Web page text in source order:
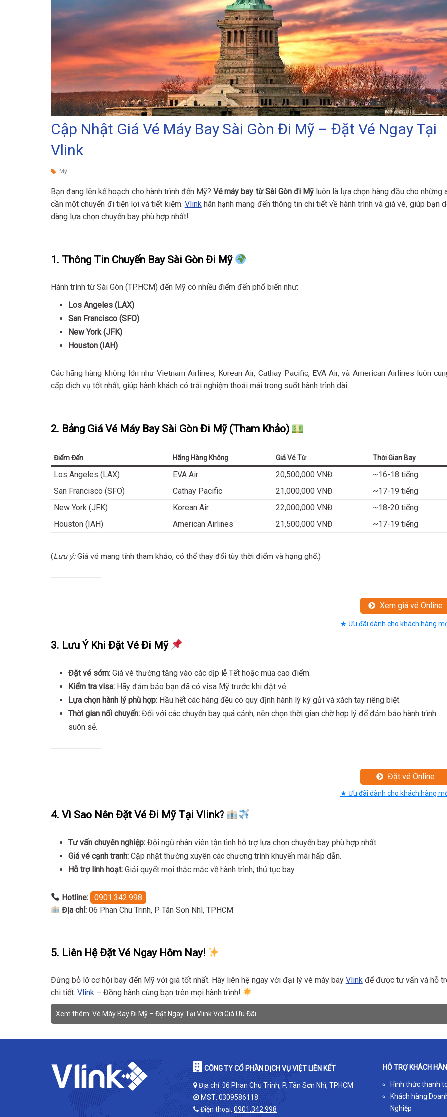
Cập Nhật Giá Vé Máy Bay Sài Gòn Đi Mỹ – Đặt Vé Ngay Tại
Vlink
Mỹ
Bạn đang lên kế hoạch cho hành trình đến Mỹ?Vé máy bay từ Sài Gòn đi Mỹluôn là lựa chọn hàng đầu cho những
cần một chuyến đi tiện lợi và tiết kiệm. Vlink hân hạnh mang đến thông tin chi tiết về hành trình và giá vé, giúp bạn
dàng lựa chọn chuyến bay phù hợp nhất!
1. Thông Tin Chuyến Bay Sài Gòn Đi Mỹ
Hành trình từ Sài Gòn (TP.HCM) đến Mỹ có nhiều điểm đến phổ biến như:
Los Angeles (LAX)
San Francisco (SFO)
New York (JFK)
Houston (IAH)
Các hãng hàng không lớn như Vietnam Airlines, Korean Air, Cathay Pacific, EVA Air, và American Airlines luôn
cấp dịch vụ tốt nhất, giúp hành khách có trải nghiệm thoải mái trong suốt hành trình dài.
2. Bảng Giá Vé Máy Bay Sài Gòn Đi Mỹ (Tham Khảo)
Điểm Đến Hãng Hàng Không Giá Vé Từ Thời Gian Bay
Los Angeles (LAX) EVA Air 20,500,000 VNĐ
~16-18 tiếng
San Francisco (SFO)
Cathay Pacific 21,000,000 VNĐ
~17-19 tiếng
New York (JFK)
Korean Air 22,000,000 VNĐ
~18-20 tiếng
Houston (IAH)
American Airlines 21,500,000 VNĐ ~17-19 tiếng
(Lưu ý:Giá vé mang tính tham khảo, có thể thay đổi tùy thời điểm và hạng ghế.)
Xem giá vé Online
★ Ưu đãi dành cho khách hàng
3. Lưu Ý Khi Đặt Vé Đi Mỹ
Đặt vé sớm: Giá vé thường tăng vào các dịp lễ Tết hoặc mùa cao điểm.
Kiểm tra visa: Hãy đảm bảo bạn đã có visa Mỹ trước khi đặt vé.
Lựa chọn hành lý phù hợp: Hầu hết các hãng đều có quy định hành lý ký gửi và xách tay riêng biệt.
Thời gian nối chuyến: Đối với các chuyến bay quá cảnh, nên chọn thời gian chờ hợp lý để đảm bảo hành trình
suôn sẻ.
Đặt vé Online
★ Ưu đãi dành cho khách hàng
4. Vì Sao Nên Đặt Vé Đi Mỹ Tại Vlink?
Tư vấn chuyên nghiệp: Đội ngũ nhân viên tận tình hỗ trợ lựa chọn chuyến bay phù hợp nhất.
Giá vé cạnh tranh: Cập nhật thường xuyên các chương trình khuyến mãi hấp dẫn.
Hỗ trợ linh hoạt: Giải quyết mọi thắc mắc về hành trình, thủ tục bay.
Hotline:
0901.342.998
Địa chỉ: 06 Phan Chu Trinh, P Tân Sơn Nhì, TPHCM
5. Liên Hệ Đặt Vé Ngay Hôm Nay!
Đừng bỏ lỡ cơ hội bay đến Mỹ với giá tốt nhất. Hãy liên hệ ngay với đại lý vé máy bay Vlink để được tư vấn và hỗ
chi tiết. Vlink – Đồng hành cùng bạn trên mọi hành trình!
Xem thêm: Vé Máy Bay Đi Mỹ – Đặt Ngay Tại Vlink Với Giá Ưu Đãi
CÔNG TY CỔ PHẦN DỊCH VỤ VIỆT LIÊN KẾT
Địa chỉ: 06 Phan Chu Trinh, P. Tân Sơn Nhì, TPHCM
MST: 0309586118
Điện thoại: 0901.342.998
HỖ TRỢ KHÁCH
Hình thức thanh
Khách hàng
Nghiệp